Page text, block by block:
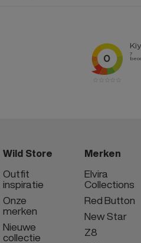
Wild Store
Outfit
inspiratie
Onze
merken
Nieuwe
collectie
Merken
Elvira
Collections
Red Button
New Star
Z8